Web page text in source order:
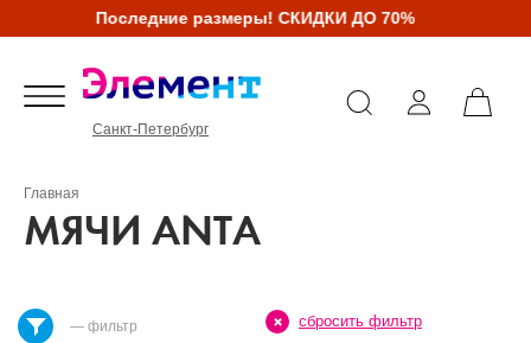
Последние размеры! СКИДКИ ДО 70%
Санкт-Петербург
Главная
МЯЧИ ANTA
— фильтр сбросить фильтр